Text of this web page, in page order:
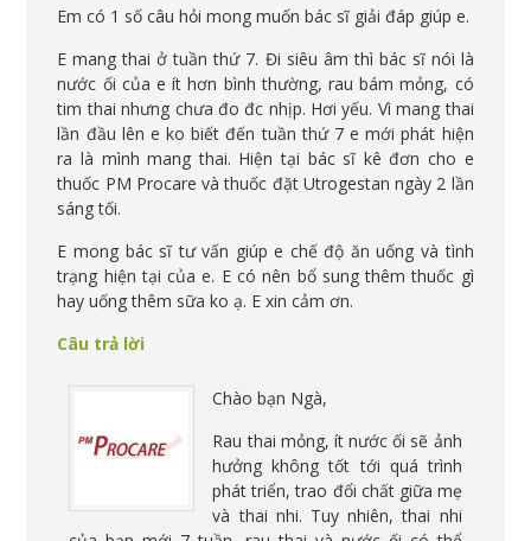
Em có 1 số câu hỏi mong muốn bác sĩ giải đáp giúp e.
E mang thai ở tuần thứ 7. Đi siêu âm thì bác sĩ nói là
nước ối của e ít hơn bình thường, rau bám mỏng, có
tim thai nhưng chưa đo đc nhịp. Hơi yếu. Vì mang thai
lần đầu lên e ko biết đến tuần thứ 7 e mới phát hiện
ra là mình mang thai. Hiện tại bác sĩ kê đơn cho e
thuốc PM Procare và thuốc đặt Utrogestan ngày 2 lần
sáng tối.
E mong bác sĩ tư vấn giúp e chế độ ăn uống và tình
trạng hiện tại của e. E có nên bổ sung thêm thuốc gì
hay uống thêm sữa ko ạ. E xin cảm ơn.
Câu trả lời
Chào bạn Ngà,
Rau thai mỏng, ít nước ối sẽ ảnh
hưởng không tốt tới quá trình
phát triển, trao đổi chất giữa mẹ
và thai nhi. Tuy nhiên, thai nhi